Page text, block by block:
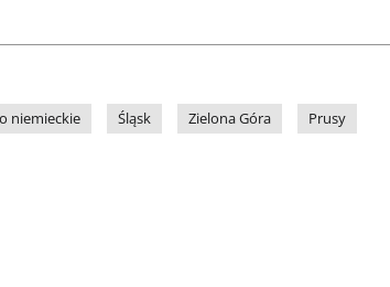
niemieckie Śląsk Zielona Góra Prusy